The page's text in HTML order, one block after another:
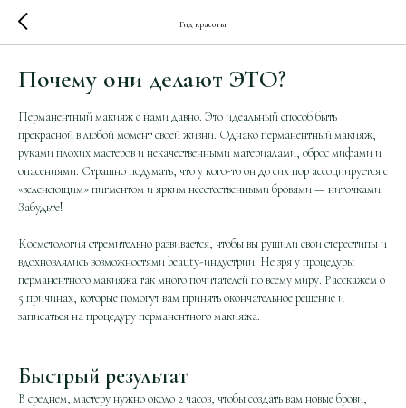
Гид красоты
Почему они делают ЭТО?
Перманентный макияж с нами давно. Это идеальный способ быть
прекрасной в любой момент своей жизни. Однако перманентный макияж,
руками плохих мастеров и некачественными материалами, оброс мифами и
опасениями. Страшно подумать, что у кого-то он до сих пор ассоциируется с
«зеленеющим» пигментом и ярким неестественными бровями — ниточками.
Забудьте!
Косметология стремительно развивается, чтобы вы рушили свои стереотипы и
вдохновлялись возможностями beauty-индустрии. Не зря у процедуры
перманентного макияжа так много почитателей по всему миру. Расскажем о
5 причинах, которые помогут вам принять окончательное решение и
записаться на процедуру перманентного макияжа.
Быстрый результат
В среднем, мастеру нужно около 2 часов, чтобы создать вам новые брови,